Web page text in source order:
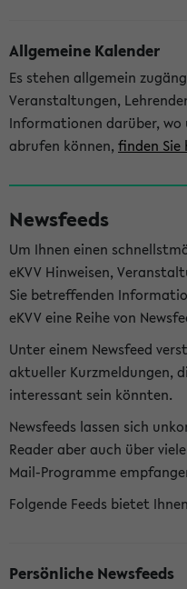
Allgemeine Kalender
Es stehen allgemein
Veranstaltungen,
Informationen darüber, wo
abrufen können, finden Sie
Newsfeeds
Um Ihnen einen
eKVV Hinweisen,
Sie betreffenden
eKVV eine Reihe von
Unter einem Newsfeed
aktueller Kurzmeldungen,
interessant sein könnten.
Newsfeeds lassen sich
Reader aber auch über
Mail-Programme
Folgende Feeds bietet
Persönliche Newsfeeds